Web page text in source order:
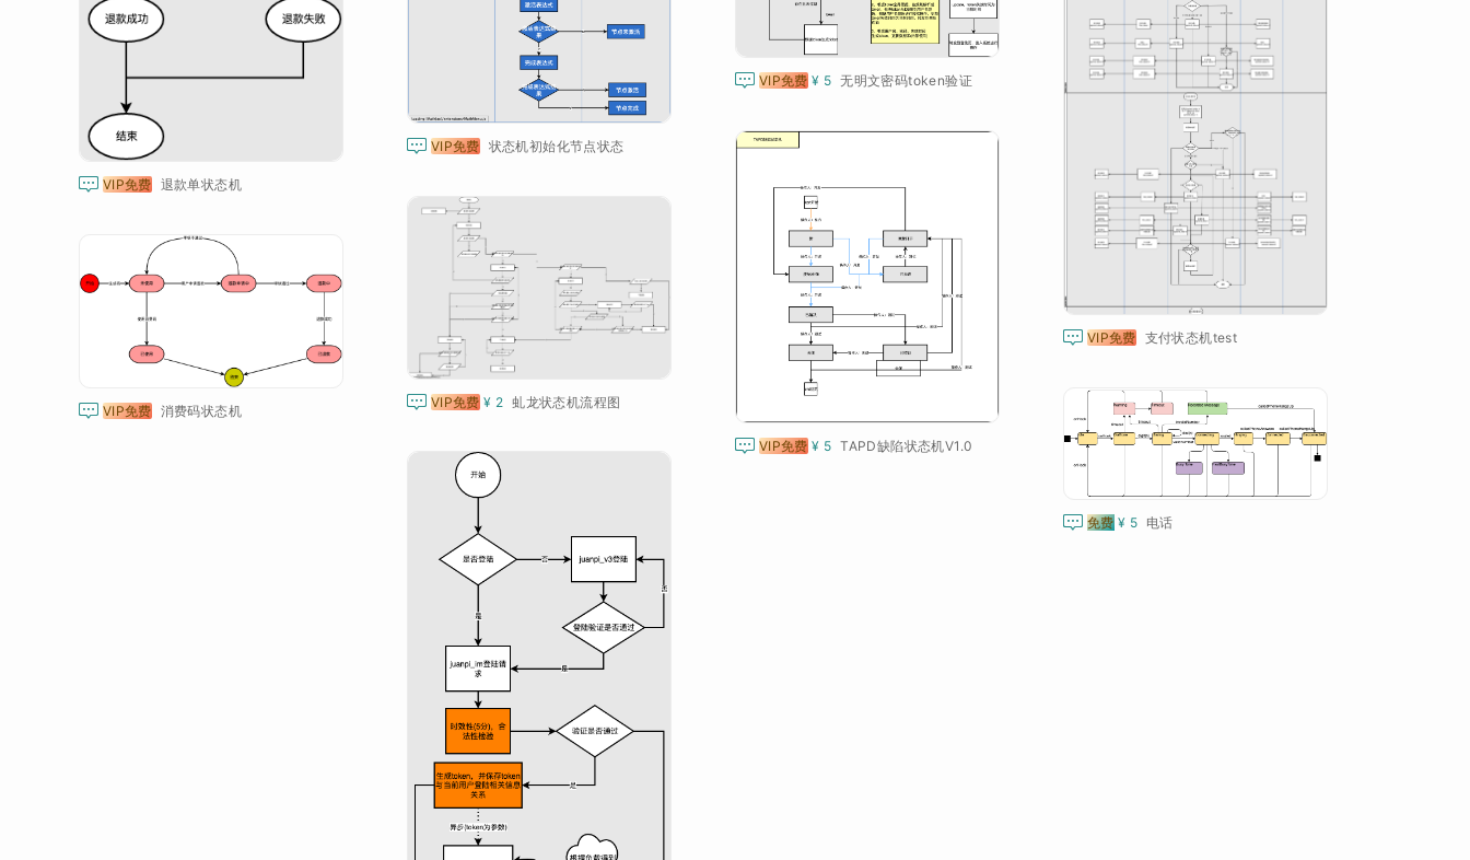
 VIP免费 退款单状态机
 VIP免费 支付状态机test
 VIP免费 ¥ 5 无明文密码token验证
 VIP免费 状态机初始化节点状态
 VIP免费 ¥ 5 TAPD缺陷状态机V1.0
 VIP免费 ¥ 2 虬龙状态机流程图
 VIP免费 消费码状态机
 免费 ¥ 5 电话